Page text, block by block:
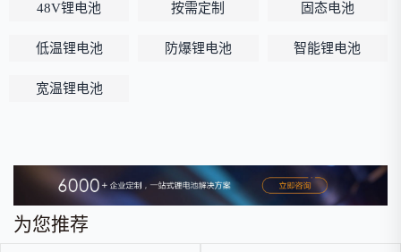
48V锂电池 按需定制 固态电池
低温锂电池 防爆锂电池 智能锂电池
宽温锂电池
为您推荐